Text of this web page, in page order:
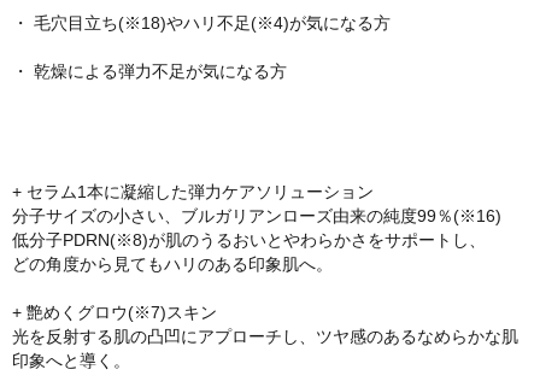
・ 毛穴目立ち(※18)やハリ不足(※4)が気になる方
・ 乾燥による弾力不足が気になる方
+ セラム1本に凝縮した弾力ケアソリューション
分子サイズの小さい、ブルガリアンローズ由来の純度99％(※16)
低分子PDRN(※8)が肌のうるおいとやわらかさをサポートし、
どの角度から見てもハリのある印象肌へ。
+ 艶めくグロウ(※7)スキン
光を反射する肌の凸凹にアプローチし、ツヤ感のあるなめらかな肌
印象へと導く。